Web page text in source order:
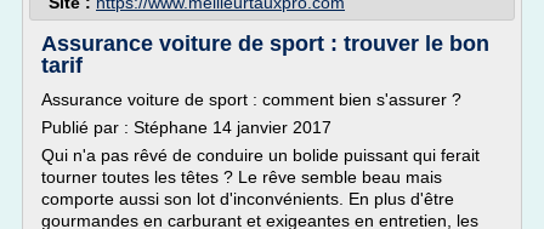
Assurance voiture de sport : trouver le bon
tarif
Assurance voiture de sport : comment bien s'assurer ?
Publié par : Stéphane 14 janvier 2017
Qui n'a pas rêvé de conduire un bolide puissant qui ferait
tourner toutes les têtes ? Le rêve semble beau mais
comporte aussi son lot d'inconvénients. En plus d'être
gourmandes en carburant et exigeantes en entretien, les